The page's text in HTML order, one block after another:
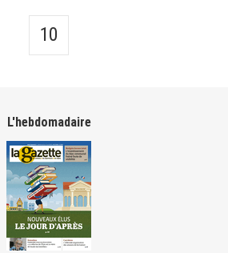
10
L'hebdomadaire